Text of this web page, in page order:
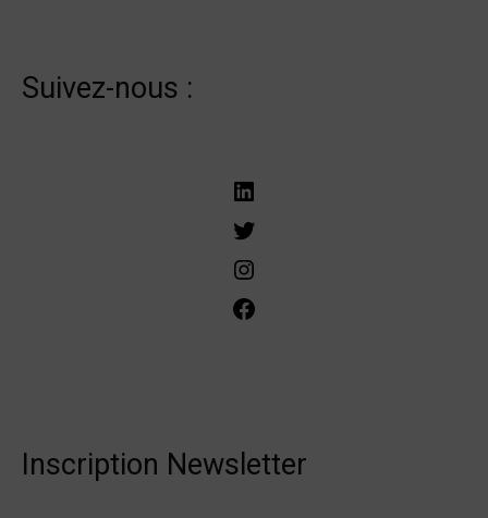
Suivez-nous :
LinkedIn
Twitter
Instagram
Facebook
Inscription Newsletter